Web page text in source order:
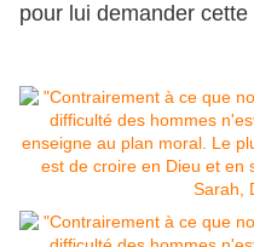
pour lui demander cette